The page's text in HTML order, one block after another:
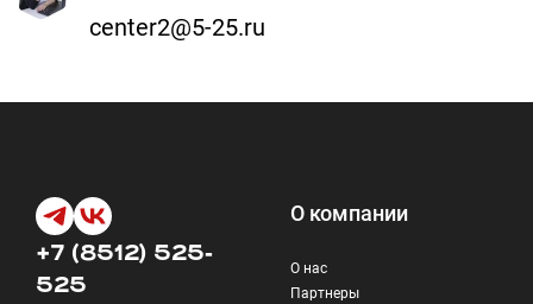
center2@5-25.ru
+7 (8512) 525-
525
О компании
О нас
Партнеры